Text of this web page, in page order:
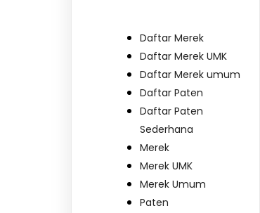
Daftar Merek
Daftar Merek UMK
Daftar Merek umum
Daftar Paten
Daftar Paten
Sederhana
Merek
Merek UMK
Merek Umum
Paten